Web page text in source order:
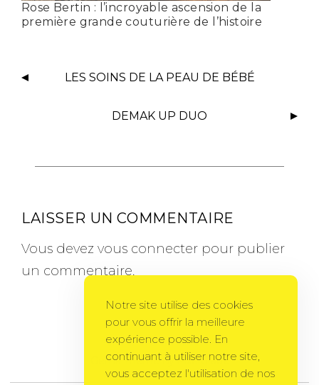
Rose Bertin : l’incroyable ascension de la
première grande couturière de l’histoire
LES SOINS DE LA PEAU DE BÉBÉ
DEMAK UP DUO
LAISSER UN COMMENTAIRE
Vous devez vous connecter pour publier
un commentaire.
Gema Theme by PixelGrade
Notre site utilise des cookies
pour vous offrir la meilleure
expérience possible. En
continuant à utiliser notre site,
vous acceptez l'utilisation de nos